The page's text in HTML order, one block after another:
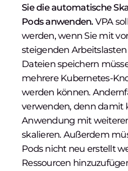
Sie die automatische
Pods anwenden.VPA
werden, wenn Sie mit
steigenden
Dateien speichern
mehrere Kubernetes-
werden können.
verwenden, denn damit
Anwendung mit
skalieren. Außerdem
Pods nicht neu erstellt
Ressourcen